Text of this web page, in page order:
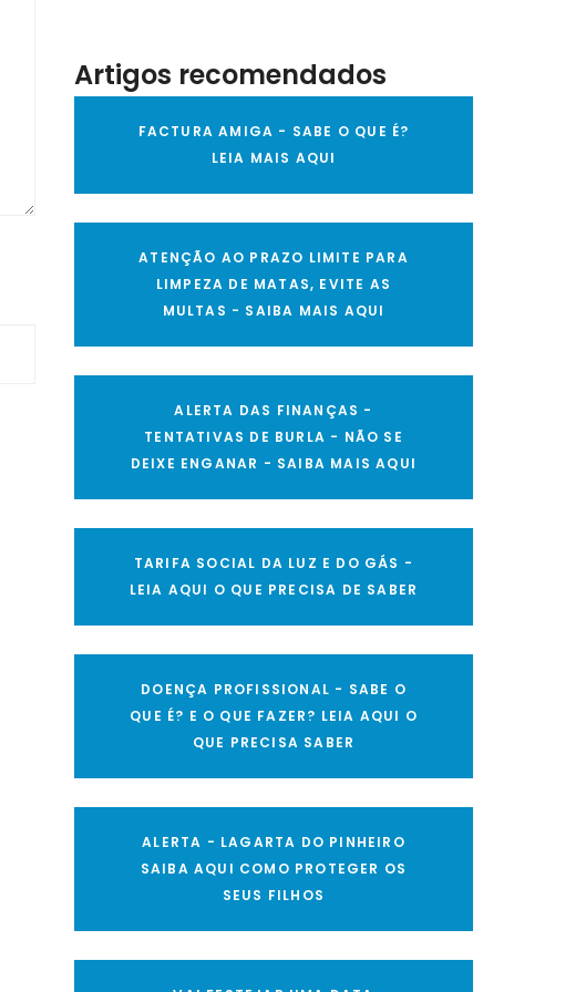
Artigos recomendados
FACTURA AMIGA - SABE O QUE É?
LEIA MAIS AQUI
ATENÇÃO AO PRAZO LIMITE PARA
LIMPEZA DE MATAS, EVITE AS
MULTAS - SAIBA MAIS AQUI
ALERTA DAS FINANÇAS -
TENTATIVAS DE BURLA - NÃO SE
DEIXE ENGANAR - SAIBA MAIS AQUI
TARIFA SOCIAL DA LUZ E DO GÁS -
LEIA AQUI O QUE PRECISA DE SABER
DOENÇA PROFISSIONAL - SABE O
QUE É? E O QUE FAZER? LEIA AQUI O
QUE PRECISA SABER
ALERTA - LAGARTA DO PINHEIRO
SAIBA AQUI COMO PROTEGER OS
SEUS FILHOS